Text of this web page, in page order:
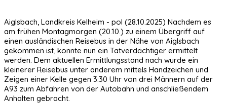
Aiglsbach, Landkreis Kelheim - pol (28.10.2025) Nachdem es
am frühen Montagmorgen (20.10.) zu einem Übergriff auf
einen ausländischen Reisebus in der Nähe von Aiglsbach
gekommen ist, konnte nun ein Tatverdächtiger ermittelt
werden. Dem aktuellen Ermittlungsstand nach wurde ein
kleinerer Reisebus unter anderem mittels Handzeichen und
Zeigen einer Kelle gegen 3:30 Uhr von drei Männern auf der
A93 zum Abfahren von der Autobahn und anschließendem
Anhalten gebracht.